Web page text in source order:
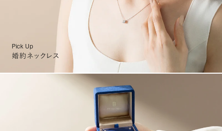
Pick Up
婚約ネックレス